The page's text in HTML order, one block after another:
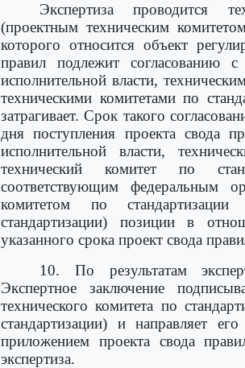
Экспертиза проводится
(проектным техническим
которого относится объект
правил подлежит согласованию
исполнительной власти,
техническими комитетами по
затрагивает. Срок такого
дня поступления проекта свода
исполнительной власти,
технический комитет по
соответствующим федеральным
комитетом по
стандартизации) позиции в
указанного срока проект свода
10. По результатам
Экспертное заключение
технического комитета по
стандартизации) и направляет
приложением проекта свода
экспертиза.